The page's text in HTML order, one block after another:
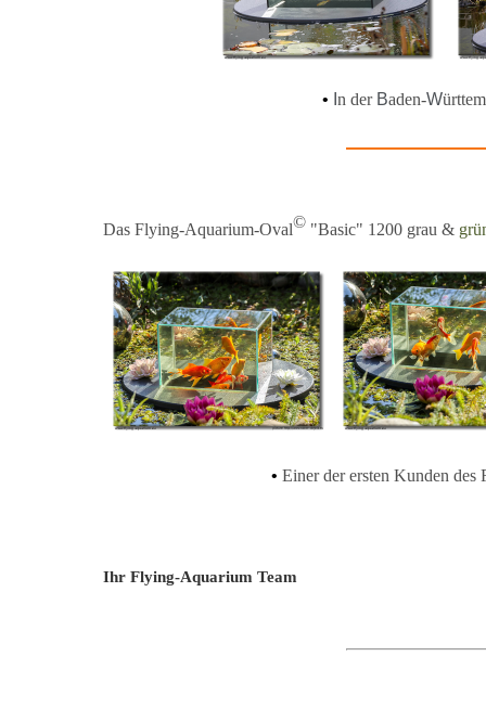
• n der Baden-W
Das Flying-Aquarium-Oval© "Basic" 1200 grau &
• Einer der ersten Kunden des
Ihr Flying-Aquarium Team